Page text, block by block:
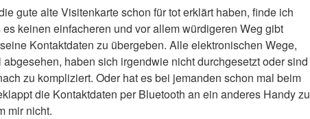
gute alte Visitenkarte schon für tot erklärt haben, finde ich
es keinen einfacheren und vor allem würdigeren Weg gibt
Kontaktdaten zu übergeben. Alle elektronischen Wege,
abgesehen, haben sich irgendwie nicht durchgesetzt oder sind
zu kompliziert. Oder hat es bei jemanden schon mal beim
die Kontaktdaten per Bluetooth an ein anderes Handy zu
mir nicht.